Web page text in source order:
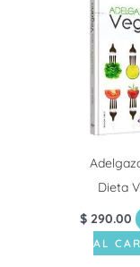
Dieta
$ 290.00
AL